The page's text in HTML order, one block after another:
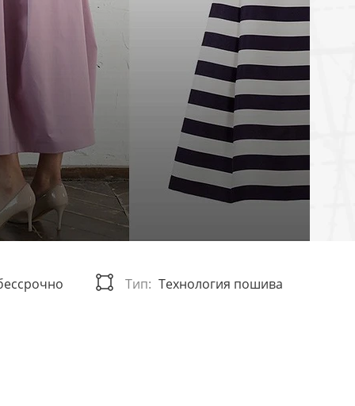
Тип: Технология пошива